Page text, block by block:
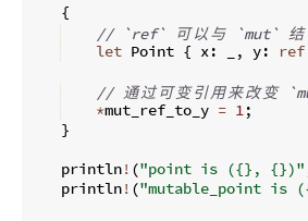
{
// `ref`
可 以与 `mut` 结
let Point { x: , y: ref
// 通过 可 变 引用来改 变
*mut_ref_to_y = 1;
}
    println
! ("point is ({}, {})"
    println
! ("mutable_point